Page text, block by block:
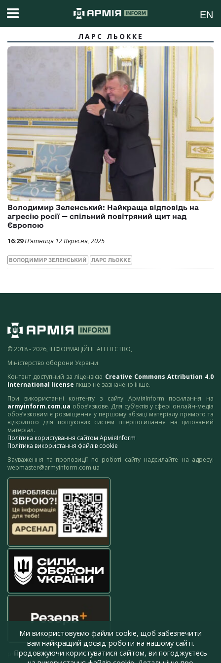
EN
ЛАРС ЛЬОККЕ
Володимир Зеленський: Найкраща відповідь на
агресію росії — спільний повітряний щит над
Європою
16:29П’ятниця 12 Вересня, 2025
ВОЛОДИМИР ЗЕЛЕНСЬКИЙ ЛАРС ЛЬОККЕ
© 2018 - 2026, ІНФОРМАЦІЙНЕ АГЕНТСТВО,
Міністерство оборони України
Контент доступний за ліцензією Creative Commons Attribution 4.0
International license якщо не зазначено інше.
При використанні контенту з сайту АрміяInform посилання на
armyinform.com.ua обов’язкове. Для суб’єктів у сфері онлайн-медіа
обов’язковим є розміщення у першому абзаці матеріалу прямого та
відкритого для пошукових систем гіперпосилання на цитований
матеріал.
Політика користування сайтом АрміяInform
Політика використання файлів cookie
Зауваження та пропозиції по роботі сайту надсилайте на адресу:
webmaster@armyinform.com.ua
press@armyinform.com.ua
Ми використовуємо файли cookie, щоб забезпечити
вам найкращий досвід роботи на нашому сайті.
Продовжуючи користуватися сайтом, ви погоджуєтесь